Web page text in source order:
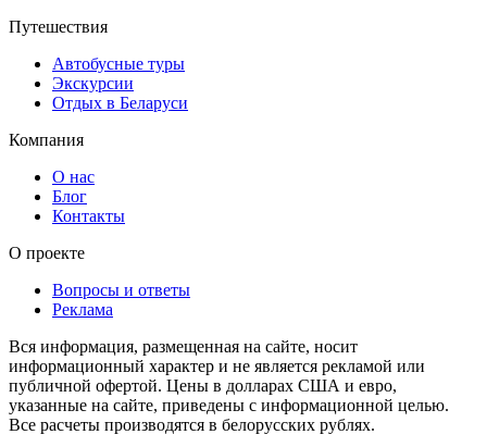
Путешествия
Автобусные туры
Экскурсии
Отдых в Беларуси
Компания
О нас
Блог
Контакты
О проекте
Вопросы и ответы
Реклама
Вся информация, размещенная на сайте, носит
информационный характер и не является рекламой или
публичной офертой. Цены в долларах США и евро,
указанные на сайте, приведены с информационной целью.
Все расчеты производятся в белорусских рублях.